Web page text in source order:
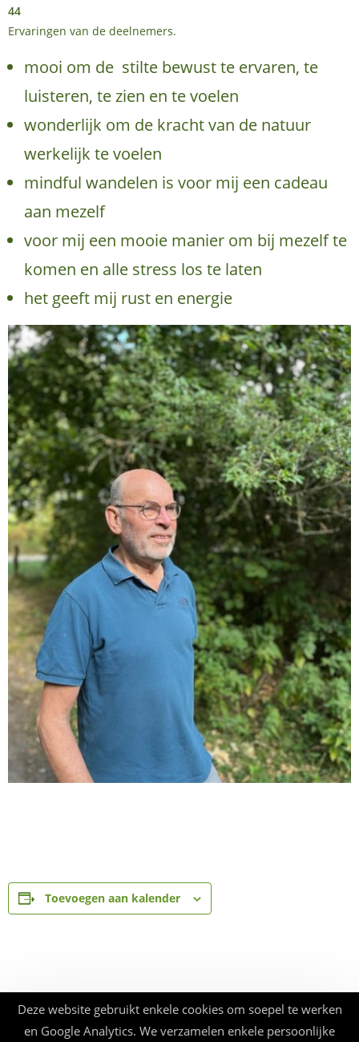
44
Ervaringen van de deelnemers.
mooi om de stilte bewust te ervaren, te
luisteren, te zien en te voelen
wonderlijk om de kracht van de natuur
werkelijk te voelen
mindful wandelen is voor mij een cadeau
aan mezelf
voor mij een mooie manier om bij mezelf te
komen en alle stress los te laten
het geeft mij rust en energie
Toevoegen aan kalender
Deze website gebruikt enkele cookies om soepel te werken
en Google Analytics. We verzamelen enkele persoonlijke